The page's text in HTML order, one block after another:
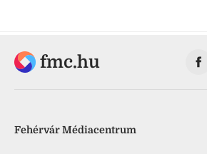
fmc.hu
Fehérvár Médiacentrum